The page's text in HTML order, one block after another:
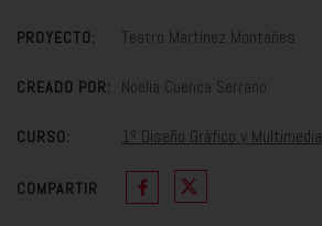
PROYECTO: Teatro Martínez Montañes
CREADO POR: Noelia Cuenca Serrano
CURSO: 1º Diseño Gráfico y Multimedia
COMPARTIR